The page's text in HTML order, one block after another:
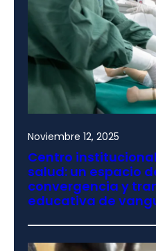
Noviembre 12, 2025
Centro
salud: un espacio
convergencia y
educativa de